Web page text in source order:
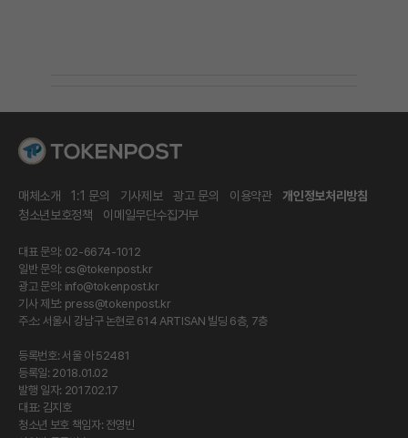
매체소개 1:1 문의 기사제보 광고 문의 이용약관
개인정보처리방침
청소년보호정책
이메일무단수집거부
대표 문의: 02-6674-1012
일반 문의: cs@tokenpost.kr
광고 문의: info@tokenpost.kr
기사 제보: press@tokenpost.kr
주소: 서울시 강남구 논현로 614 ARTISAN 빌딩 6층, 7층
등록번호: 서울 아 52481
등록일: 2018.01.02
발행 일자: 2017.02.17
대표: 김지호
청소년 보호 책임자: 전영빈